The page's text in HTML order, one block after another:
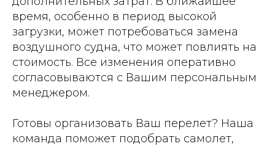
время, особенно в период высокой
загрузки, может потребоваться замена
воздушного судна, что может повлиять на
стоимость. Все изменения оперативно
согласовываются с Вашим персональным
менеджером.
Готовы организовать Ваш перелет? Наша
команда поможет подобрать самолет,